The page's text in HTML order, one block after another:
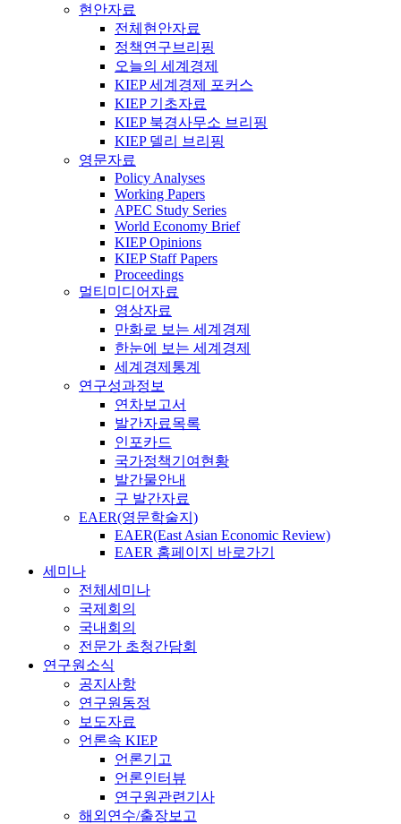
현안자료
전체현안자료
정책연구브리핑
오늘의 세계경제
KIEP 세계경제 포커스
KIEP 기초자료
KIEP 북경사무소 브리핑
KIEP 델리 브리핑
영문자료
Policy Analyses
Working Papers
APEC Study Series
World Economy Brief
KIEP Opinions
KIEP Staff Papers
Proceedings
멀티미디어자료
영상자료
만화로 보는 세계경제
한눈에 보는 세계경제
세계경제통계
연구성과정보
연차보고서
발간자료목록
인포카드
국가정책기여현황
발간물안내
구 발간자료
EAER(영문학술지)
EAER(East Asian Economic Review)
EAER 홈페이지 바로가기
세미나
전체세미나
국제회의
국내회의
전문가 초청간담회
연구원소식
공지사항
연구원동정
보도자료
언론속 KIEP
언론기고
언론인터뷰
연구원관련기사
해외연수/출장보고